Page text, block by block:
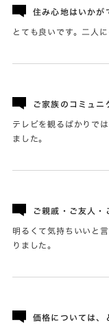
住み心地はいかが
とても良いです。二人
ご家族のコミュニ
テレビを観るばかりで
ました。
ご親戚・ご友人・
明るくて気持ちいいと
りました。
価格については、